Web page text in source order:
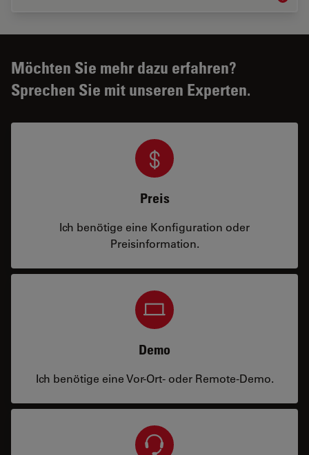
Möchten Sie mehr dazu erfahren?
Sprechen Sie mit unseren Experten.
Preis
Ich benötige eine Konfiguration oder
Preisinformation.
Demo
Ich benötige eine Vor-Ort- oder Remote-Demo.